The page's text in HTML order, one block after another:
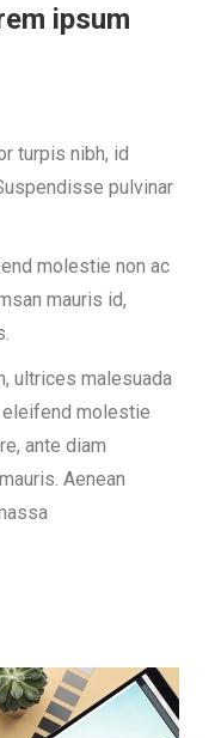
ipsum
turpis nibh, id
pulvinar
molestie non ac
mauris id,
ultrices malesuada
molestie
ante diam
Aenean